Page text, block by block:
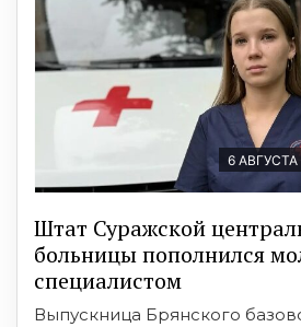
6 АВГУСТА
Штат Суражской
больницы пополнился
специалистом
Выпускница Брянского